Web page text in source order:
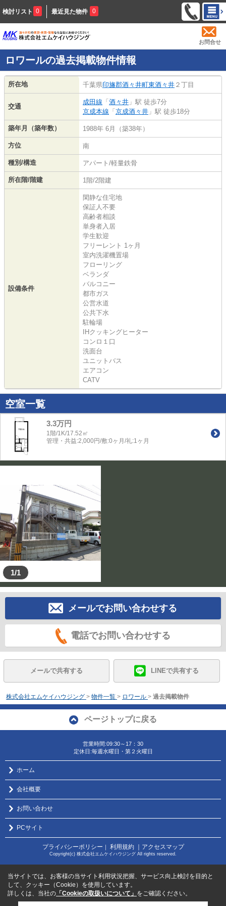
検討リスト 0 最近見た物件 0
お問合せ
ロワールの過去掲載物件情報
所在地 千葉県印旛郡酒々井町東酒々井 ２丁目
交通
成田線 「 酒々井 」駅 徒歩7分
京成本線 「 京成酒々井 」駅 徒歩18分
築年月（築年数） 1988年 6月（築38年）
方位 南
種別/構造 アパート/軽量鉄骨
所在階/階建 1階/2階建
設備条件
閑静な住宅地
保証人不要
高齢者相談
単身者入居
学生歓迎
フリーレント 1ヶ月
室内洗濯機置場
フローリング
ベランダ
バルコニー
都市ガス
公営水道
公共下水
駐輪場
IHクッキングヒーター
コンロ１口
洗面台
ユニットバス
エアコン
CATV
空室一覧
3.3万円
1階/1K/17.52㎡
管理・共益:2,000円/敷:0ヶ月/礼:1ヶ月
1/1
メールでお問い合わせする
電話でお問い合わせする
メールで共有する LINEで共有する
株式会社エムケイハウジング > 物件一覧 > ロワール > 過去掲載物件
ページトップに戻る
営業時間:09:30～17：30
定休日:毎週水曜日・第２火曜日
ホーム
会社概要
お問い合わせ
PCサイト
プライバシーポリシー ｜ 利用規約 ｜アクセスマップ
Copyright(c) 株式会社エムケイハウジング All rights reserved.
当サイトでは、お客様の当サイト利用状況把握、サービス向上検討を目的と
して、クッキー（Cookie）を使用しています。
詳しくは、当社の 「Cookieの取扱いについて」 をご確認ください。